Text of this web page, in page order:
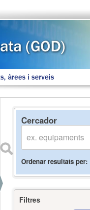
àrees i serveis
Cercador
Ordenar resultats per
Filtres